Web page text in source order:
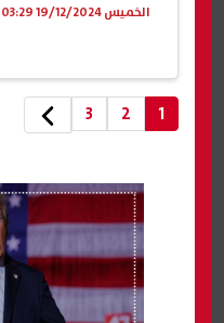
الخميس 19/12/2024 03:29 م
1
2
3